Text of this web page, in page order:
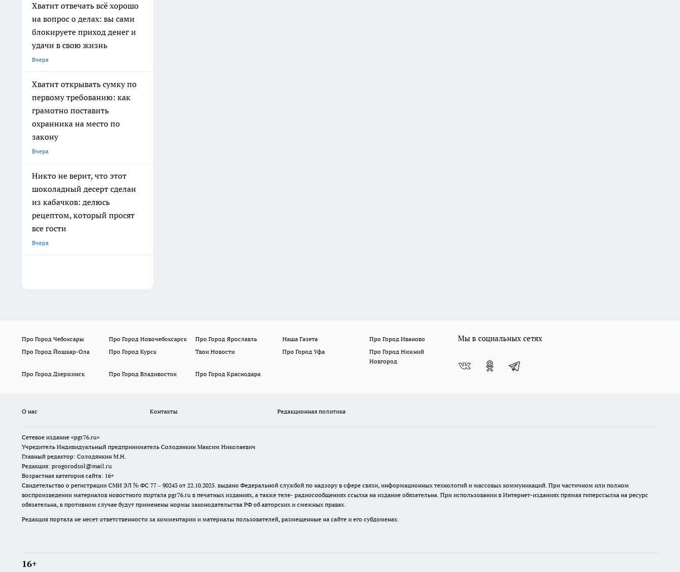
Хватит отвечать всё хорошо
на вопрос о делах: вы сами
блокируете приход денег и
удачи в свою жизнь
Вчера
Хватит открывать сумку по
первому требованию: как
грамотно поставить
охранника на место по
закону
Вчера
Никто не верит, что этот
шоколадный десерт сделан
из кабачков: делюсь
рецептом, который просят
все гости
Вчера
Про Город Чебоксары Про Город Новочебоксарск Про Город Ярославль Наша Газета
Про Город Иваново
Про Город Йошкар-Ола
Про Город Курск Твои Новости Про Город Уфа
Про Город Нижний
Новгород
Про Город Дзержинск
Про Город Владивосток Про Город Краснодара
Мы в социальных сетях
О нас Контакты Редакционная политика
Сетевое издание «pgr76.ru»
Учредитель Индивидуальный предприниматель Солодянкин Максим Николаевич
Главный редактор: Солодянкин М.Н.
Редакция: progorodsol@mail.ru
Возрастная категория сайта: 16+
Свидетельство о регистрации СМИ ЭЛ № ФС 77 – 90243 от 22.10.2025. выдано Федеральной службой по надзору в сфере связи, информационных технологий и массовых коммуникаций. При частичном или полном
воспроизведении материалов новостного портала pgr76.ru в печатных изданиях, а также теле- радиосообщениях ссылка на издание обязательна. При использовании в Интернет-изданиях прямая гиперссылка на ресурс
обязательна, в противном случае будут применены нормы законодательства РФ об авторских и смежных правах.
Редакция портала не несет ответственности за комментарии и материалы пользователей, размещенные на сайте и его субдоменах.
16+